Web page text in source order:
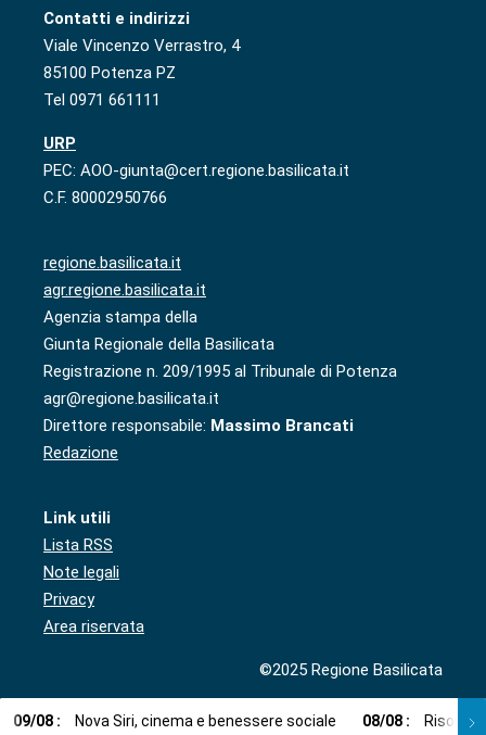
Contatti e indirizzi
Viale Vincenzo Verrastro, 4
85100 Potenza PZ
Tel 0971 661111
URP
PEC: AOO-giunta@cert.regione.basilicata.it
C.F. 80002950766
regione.basilicata.it
agr.regione.basilicata.it
Agenzia stampa della
Giunta Regionale della Basilicata
Registrazione n. 209/1995 al Tribunale di Potenza
agr@regione.basilicata.it
Direttore responsabile: Massimo Brancati
Redazione
Link utili
Lista RSS
Note legali
Privacy
Area riservata
©2025 Regione Basilicata
09/08 : Nova Siri, cinema e benessere sociale 08/08 : Risorse